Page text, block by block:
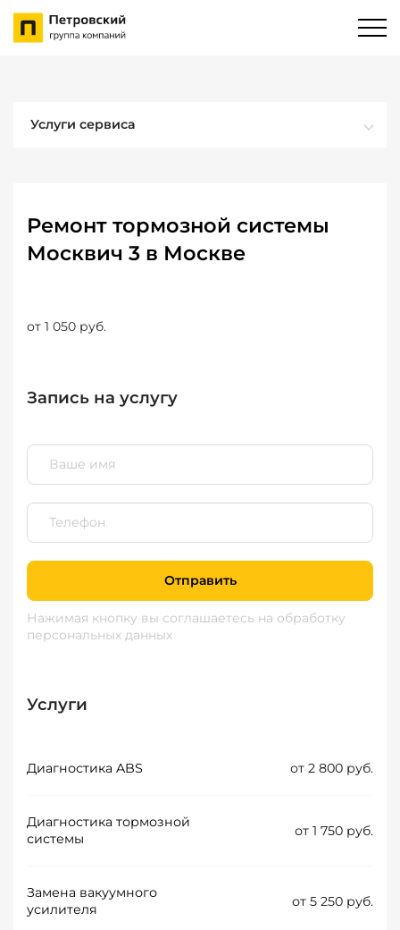
Услуги сервиса
Ремонт тормозной системы
Москвич 3 в Москве
от 1 050 руб.
Запись на услугу
Отправить
Нажимая кнопку вы соглашаетесь на обработку
персональных данных
Услуги
Диагностика ABS от 2 800 руб.
Диагностика тормозной
системы
от 1 750 руб.
Замена вакуумного
усилителя
от 5 250 руб.